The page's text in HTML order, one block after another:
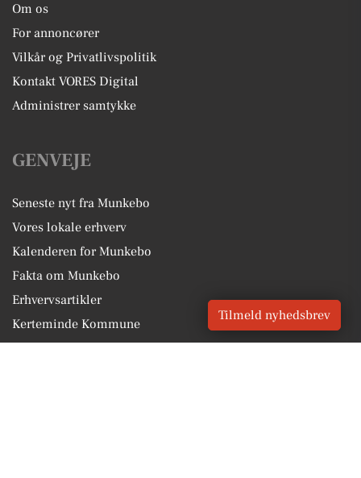
Om os
For annoncører
Vilkår og Privatlivspolitik
Kontakt VORES Digital
Administrer samtykke
GENVEJE
Seneste nyt fra Munkebo
Vores lokale erhverv
Kalenderen for Munkebo
Fakta om Munkebo
Erhvervsartikler
Kerteminde Kommune
Tilmeld nyhedsbrev